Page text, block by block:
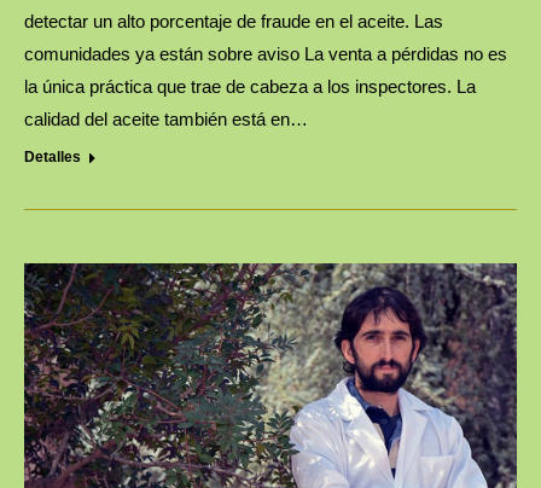
detectar un alto porcentaje de fraude en el aceite. Las
comunidades ya están sobre aviso La venta a pérdidas no es
la única práctica que trae de cabeza a los inspectores. La
calidad del aceite también está en…
Detalles